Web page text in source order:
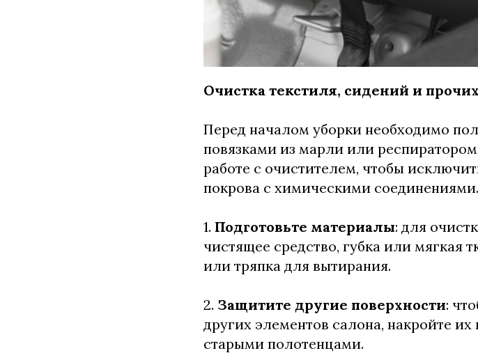
Очистка текстиля, сидений и
Перед началом уборки необходимо
повязками из марли или
работе с очистителем, чтобы
покрова с химическими соединениями.
1. Подготовьте материалы: для
чистящее средство, губка или мягкая
или тряпка для вытирания.
2. Защитите другие поверхности:
других элементов салона, накройте
старыми полотенцами.